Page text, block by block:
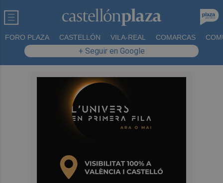
FORO PLAZA CASTELLÓN VILA-REAL COMARCAS
+ Seguir en Google